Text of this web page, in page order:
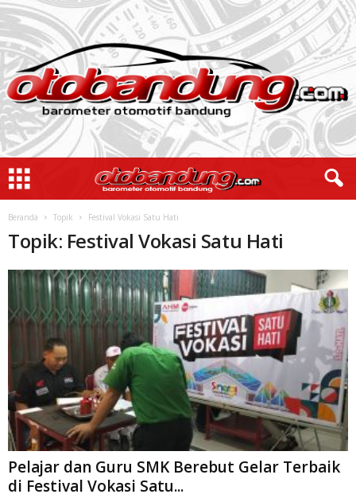
Beranda Topik Festival Vokasi Satu Hati
Topik: Festival Vokasi Satu Hati
Pelajar dan Guru SMK Berebut Gelar Terbaik
di Festival Vokasi Satu...